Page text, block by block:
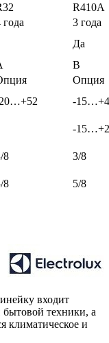
R410A
года
3 года
Да
B
Опция
-
-
8
3/8
8 5/8
входит
техники, а
климатическое и